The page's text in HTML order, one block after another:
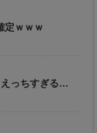
定ｗｗｗ
えっちすぎる…